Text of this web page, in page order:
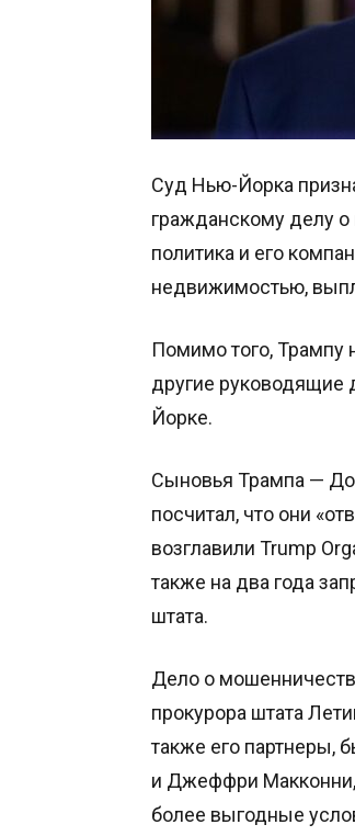
Суд Нью-Йорка
гражданскому делу
политика и его
недвижимостью,
Помимо того, Трампу
другие руководящие
Йорке.
Сыновья Трампа —
посчитал, что они
возглавили Trump
также на два года
штата.
Дело о
прокурора штата
также его партнеры,
и Джеффри
более выгодные